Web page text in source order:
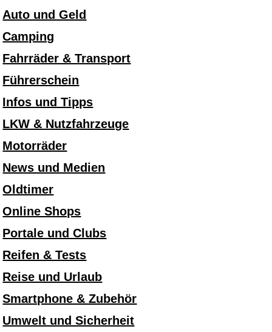
Auto und Geld
Camping
Fahrräder & Transport
Führerschein
Infos und Tipps
LKW & Nutzfahrzeuge
Motorräder
News und Medien
Oldtimer
Online Shops
Portale und Clubs
Reifen & Tests
Reise und Urlaub
Smartphone & Zubehör
Umwelt und Sicherheit